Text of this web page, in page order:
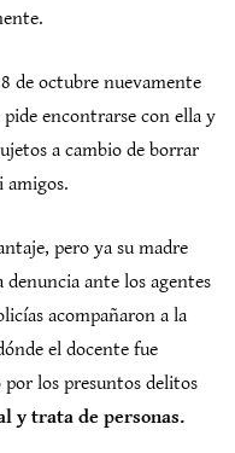
de octubre nuevamente
pide encontrarse con ella y
a cambio de borrar
amigos.
pero ya su madre
ante los agentes
acompañaron a la
el docente fue
los presuntos delitos
y trata de personas.